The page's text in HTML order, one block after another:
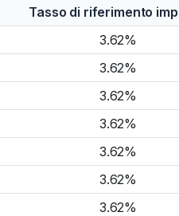
Tasso di riferimento
3.62%
3.62%
3.62%
3.62%
3.62%
3.62%
3.62%